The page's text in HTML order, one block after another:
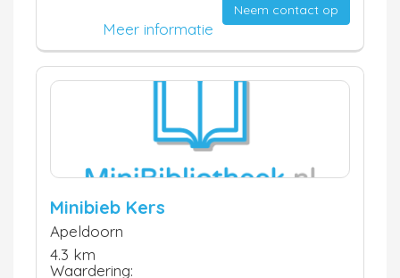
Neem contact op
Meer informatie
Minibieb Kers
Apeldoorn
4.3 km
Waardering: